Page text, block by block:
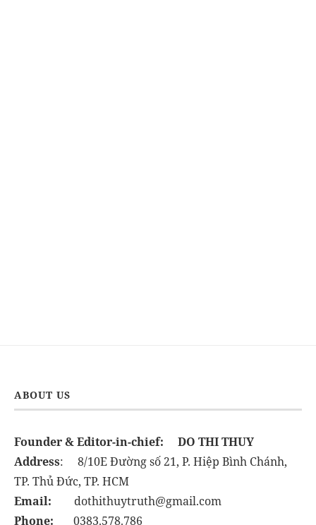
ABOUT US
Founder & Editor-in-chief:
DO THI THUY
Address: 8/10E Đường số 21, P. Hiệp Bình Chánh,
TP. Thủ Đức, TP. HCM
Email: dothithuytruth@gmail.com
Phone: 0383.578.786